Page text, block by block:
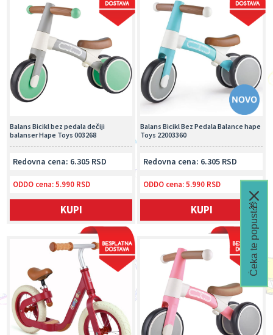
Balans Bicikl Bez Pedala Balance hape
Toys 22003360
Redovna cena: 6.305 RSD
ODDO cena:5.990 RSD
KUPI
Balans Bicikl bez pedala dečiji
balanser Hape Toys 003268
Redovna cena: 6.305 RSD
ODDO cena:5.990 RSD
KUPI Čeka te popust🎁